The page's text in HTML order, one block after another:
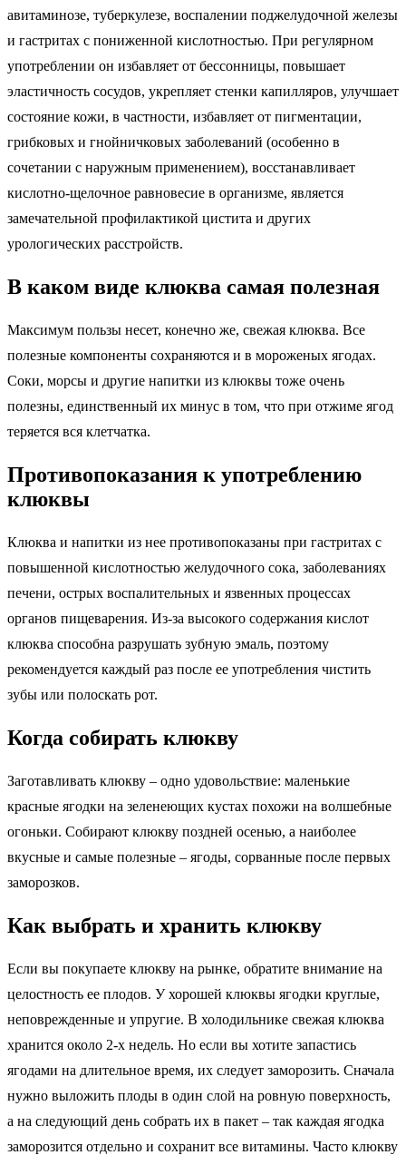
авитаминозе, туберкулезе, воспалении поджелудочной железы
и гастритах с пониженной кислотностью. При регулярном
употреблении он избавляет от бессонницы, повышает
эластичность сосудов, укрепляет стенки капилляров, улучшает
состояние кожи, в частности, избавляет от пигментации,
грибковых и гнойничковых заболеваний (особенно в
сочетании с наружным применением), восстанавливает
кислотно-щелочное равновесие в организме, является
замечательной профилактикой цистита и других
урологических расстройств.
В каком виде клюква самая полезная
Максимум пользы несет, конечно же, свежая клюква. Все
полезные компоненты сохраняются и в мороженых ягодах.
Соки, морсы и другие напитки из клюквы тоже очень
полезны, единственный их минус в том, что при отжиме ягод
теряется вся клетчатка.
Противопоказания к употреблению
клюквы
Клюква и напитки из нее противопоказаны при гастритах с
повышенной кислотностью желудочного сока, заболеваниях
печени, острых воспалительных и язвенных процессах
органов пищеварения. Из-за высокого содержания кислот
клюква способна разрушать зубную эмаль, поэтому
рекомендуется каждый раз после ее употребления чистить
зубы или полоскать рот.
Когда собирать клюкву
Заготавливать клюкву – одно удовольствие: маленькие
красные ягодки на зеленеющих кустах похожи на волшебные
огоньки. Собирают клюкву поздней осенью, а наиболее
вкусные и самые полезные – ягоды, сорванные после первых
заморозков.
Как выбрать и хранить клюкву
Если вы покупаете клюкву на рынке, обратите внимание на
целостность ее плодов. У хорошей клюквы ягодки круглые,
неповрежденные и упругие. В холодильнике свежая клюква
хранится около 2-х недель. Но если вы хотите запастись
ягодами на длительное время, их следует заморозить. Сначала
нужно выложить плоды в один слой на ровную поверхность,
а на следующий день собрать их в пакет – так каждая ягодка
заморозится отдельно и сохранит все витамины. Часто клюкву